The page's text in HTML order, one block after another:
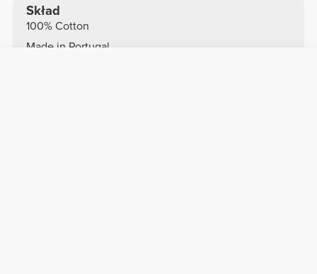
Skład
100% Cotton
Made in Portugal